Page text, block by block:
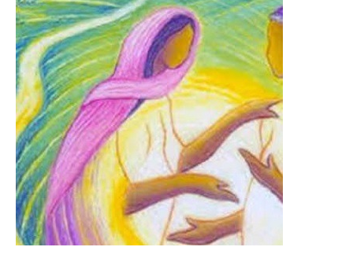
Apostólica
Gaudete
et
exsultate